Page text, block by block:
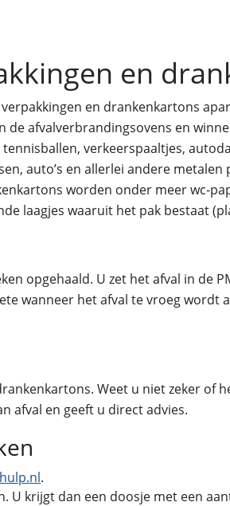
en
en drankenkartons
de afvalverbrandingsovens en
verkeerspaaltjes,
auto’s en allerlei andere
worden onder meer wc-
laagjes waaruit het pak bestaat
opgehaald. U zet het afval in de
wanneer het afval te vroeg wordt
Weet u niet zeker of
afval en geeft u direct advies.
.
U krijgt dan een doosje met een